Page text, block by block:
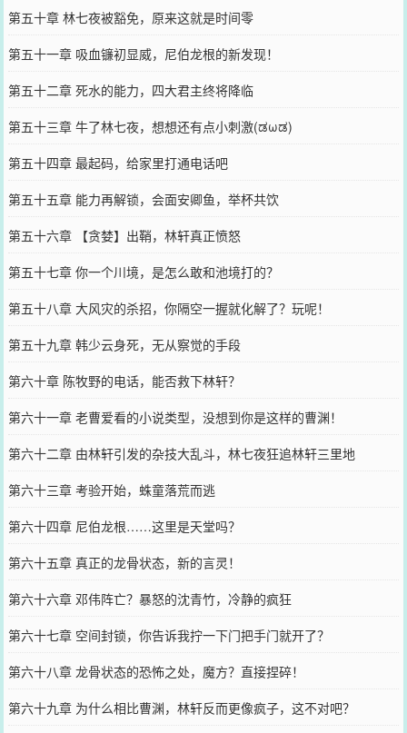
第五十章 林七夜被豁免，原来这就是时间零
第五十一章 吸血镰初显威，尼伯龙根的新发现！
第五十二章 死水的能力，四大君主终将降临
第五十三章 牛了林七夜，想想还有点小刺激(ಡωಡ)
第五十四章 最起码，给家里打通电话吧
第五十五章 能力再解锁，会面安卿鱼，举杯共饮
第五十六章 【贪婪】出鞘，林轩真正愤怒
第五十七章 你一个川境，是怎么敢和池境打的？
第五十八章 大风灾的杀招，你隔空一握就化解了？玩呢！
第五十九章 韩少云身死，无从察觉的手段
第六十章 陈牧野的电话，能否救下林轩？
第六十一章 老曹爱看的小说类型，没想到你是这样的曹渊！
第六十二章 由林轩引发的杂技大乱斗，林七夜狂追林轩三里地
第六十三章 考验开始，蛛童落荒而逃
第六十四章 尼伯龙根……这里是天堂吗？
第六十五章 真正的龙骨状态，新的言灵！
第六十六章 邓伟阵亡？暴怒的沈青竹，冷静的疯狂
第六十七章 空间封锁，你告诉我拧一下门把手门就开了？
第六十八章 龙骨状态的恐怖之处，魔方？直接捏碎！
第六十九章 为什么相比曹渊，林轩反而更像疯子，这不对吧？